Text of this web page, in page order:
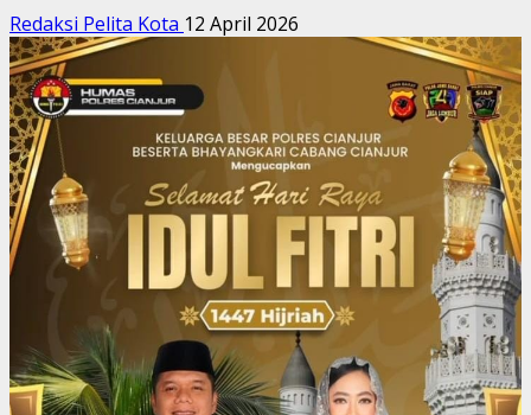
Redaksi Pelita Kota 12 April 2026